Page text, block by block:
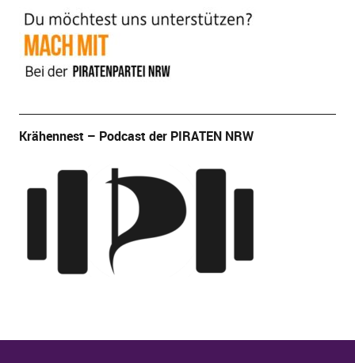
Krähennest – Podcast der PIRATEN NRW